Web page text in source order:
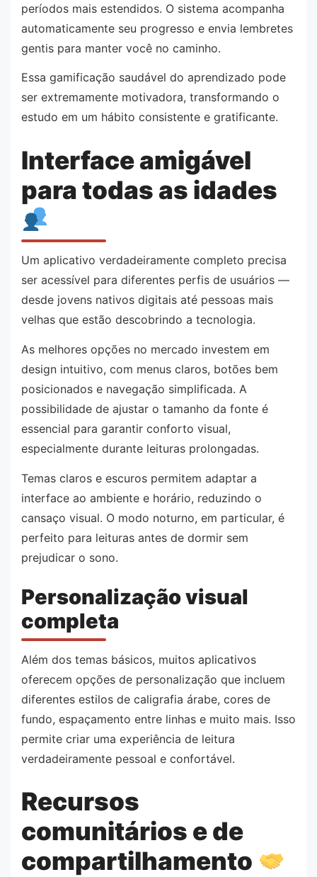
períodos mais estendidos. O sistema acompanha
automaticamente seu progresso e envia lembretes
gentis para manter você no caminho.
Essa gamificação saudável do aprendizado pode
ser extremamente motivadora, transformando o
estudo em um hábito consistente e gratificante.
Interface amigável
para todas as idades
Um aplicativo verdadeiramente completo precisa
ser acessível para diferentes perfis de usuários —
desde jovens nativos digitais até pessoas mais
velhas que estão descobrindo a tecnologia.
As melhores opções no mercado investem em
design intuitivo, com menus claros, botões bem
posicionados e navegação simplificada. A
possibilidade de ajustar o tamanho da fonte é
essencial para garantir conforto visual,
especialmente durante leituras prolongadas.
Temas claros e escuros permitem adaptar a
interface ao ambiente e horário, reduzindo o
cansaço visual. O modo noturno, em particular, é
perfeito para leituras antes de dormir sem
prejudicar o sono.
Personalização visual
completa
Além dos temas básicos, muitos aplicativos
oferecem opções de personalização que incluem
diferentes estilos de caligrafia árabe, cores de
fundo, espaçamento entre linhas e muito mais. Isso
permite criar uma experiência de leitura
verdadeiramente pessoal e confortável.
Recursos
comunitários e de
compartilhamento